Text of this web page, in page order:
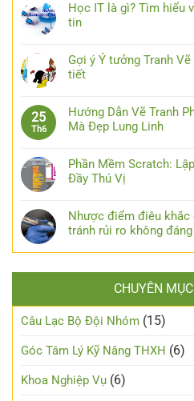
Học IT là gì? Tìm hiểu
tin
Gợi ý Ý tưởng Tranh
tiết
25
Th6
Hướng Dẫn Vẽ Tranh
Mà Đẹp Lung Linh
Phần Mềm Scratch:
Đầy Thú Vị
Nhược điểm điêu khắc
tránh rủi ro không
CHUYÊN
Câu Lạc Bộ Đội Nhóm (15)
Góc Tâm Lý Kỹ Năng THXH (6)
Khoa Nghiệp Vụ (6)